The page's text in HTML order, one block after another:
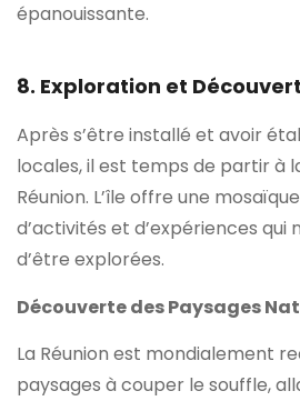
épanouissante.
8. Exploration et
Après s’être installé et avoir
locales, il est temps de partir à
Réunion. L’île offre une
d’activités et d’expériences qui
d’être explorées.
Découverte des Paysages
La Réunion est mondialement
paysages à couper le souffle,